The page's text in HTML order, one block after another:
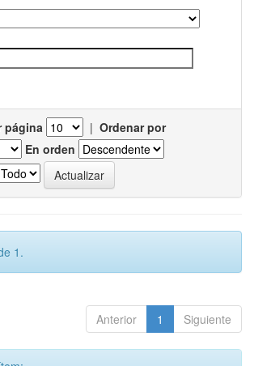
página | Ordenar por
En orden
1.
Anterior 1 Siguiente